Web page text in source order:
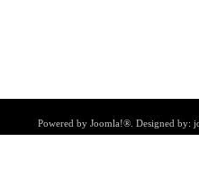
Powered by Joomla!®. Designed by: